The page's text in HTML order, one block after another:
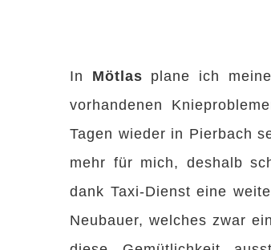
In Mötlas plane ich
vorhandenen
Tagen wieder in Pierbach
mehr für mich, deshalb
dank Taxi-Dienst eine
Neubauer, welches zwar